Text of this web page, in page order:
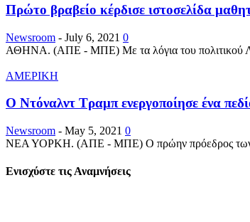
Πρώτο βραβείο κέρδισε ιστοσελίδα
Newsroom - July 6, 2021 0
ΑΘΗΝΑ. (ΑΠΕ - ΜΠΕ) Με τα λόγια του πολιτικού
ΑΜΕΡΙΚΗ
Ο Ντόναλντ Τραμπ ενεργοποίησε ένα
Newsroom - May 5, 2021 0
ΝΕΑ ΥΟΡΚΗ. (ΑΠΕ - ΜΠΕ) O πρώην πρόεδρος των
Ενισχύστε τις Αναμνήσεις